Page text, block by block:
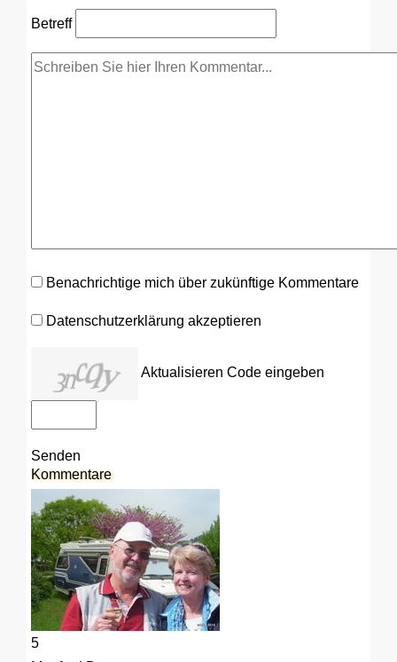
Betreff
Benachrichtige mich über zukünftige Kommentare
Datenschutzerklärung akzeptieren
Aktualisieren Code eingeben
Senden
Kommentare
5